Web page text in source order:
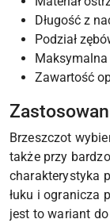
Długość z
Podział
Zawartość
Brzeszczot
także przy
charakterystyka
łuku i ogranicza
jest to wariant